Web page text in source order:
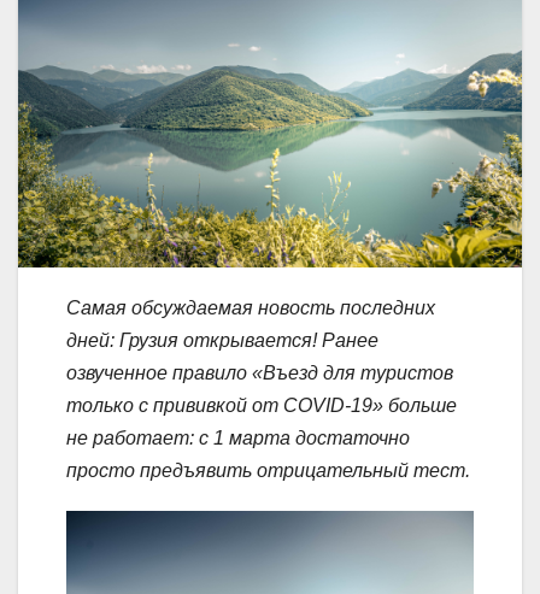
Самая обсуждаемая новость последних
дней: Грузия открывается! Ранее
озвученное правило «Въезд для туристов
только с прививкой от COVID-19» больше
не работает: с 1 марта достаточно
просто предъявить отрицательный тест.